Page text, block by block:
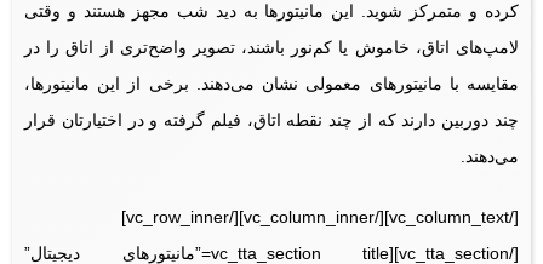
کرده و متمرکز شوید. این مانیتورها به دید شب مجهز هستند و وقتی
لامپ‌های اتاق، خاموش یا کم‌نور باشند، تصویر واضح‌تری از اتاق را در
مقایسه با مانیتورهای معمولی نشان می‌دهند. برخی از این مانیتورها،
چند دوربین دارند که از چند نقطه اتاق، فیلم گرفته و در اختیارتان قرار
می‌دهند.
[/vc_column_text][/vc_column_inner][/vc_row_inner]
[/vc_tta_section][vc_tta_section title=”مانیتورهای دیجیتال”